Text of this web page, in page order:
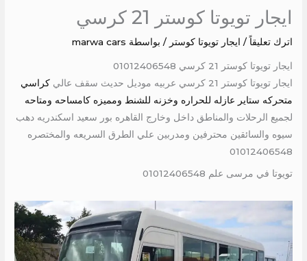
ايجار تويوتا كوستر 21 كرسي
اترك تعليقاً / ايجار تويوتا كوستر / بواسطة marwa cars
ايجار تويوتا كوستر 21 كرسي 01012406548
ايجار تويوتا كوستر 21 كرسي عربيه موديل حديث سقف عالي
كراسي
متحركه ستاير عازله للحراره وخزنه للشنط ومميزه كامساحه ومتاحه
لجميع الرحلات والمناطق داخل وخارج القاهره بور سعيد اسكندريه دهب
سيوه والسائقين محترفين ومدربين علي الطرق السريعه والمختصره
01012406548
تويوتا في مرسى علم 01012406548